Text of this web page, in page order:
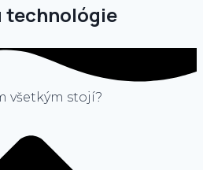
technológie
všetkým stojí?